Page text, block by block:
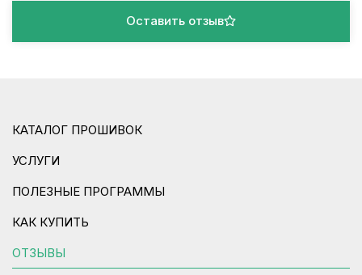
Оставить отзыв
КАТАЛОГ ПРОШИВОК
УСЛУГИ
ПОЛЕЗНЫЕ ПРОГРАММЫ
КАК КУПИТЬ
ОТЗЫВЫ